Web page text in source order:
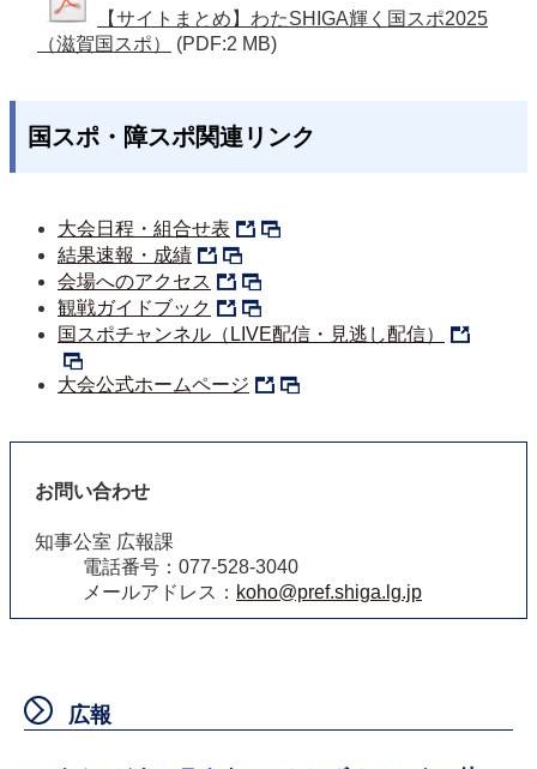
【サイトまとめ】わたSHIGA輝く国スポ2025
（滋賀国スポ）
(PDF:2 MB)
国スポ・障スポ関連リンク
大会日程・組合せ表
結果速報・成績
会場へのアクセス
観戦ガイドブック
国スポチャンネル（LIVE配信・見逃し配信）
大会公式ホームページ
お問い合わせ
知事公室 広報課
電話番号：077-528-3040
メールアドレス： koho@pref.shiga.lg.jp
広報